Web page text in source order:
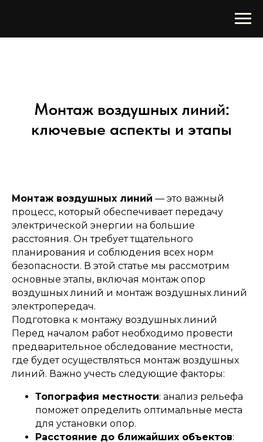
Монтаж воздушных линий:
ключевые аспекты и этапы
Монтаж воздушных линий — это важный
процесс, который обеспечивает передачу
электрической энергии на большие
расстояния. Он требует тщательного
планирования и соблюдения всех норм
безопасности. В этой статье мы рассмотрим
основные этапы, включая монтаж опор
воздушных линий и монтаж воздушных линий
электропередач.
Подготовка к монтажу воздушных линий
Перед началом работ необходимо провести
предварительное обследование местности,
где будет осуществляться монтаж воздушных
линий. Важно учесть следующие факторы:
Топография местности: анализ рельефа
поможет определить оптимальные места
для установки опор.
Расстояние до ближайших объектов: